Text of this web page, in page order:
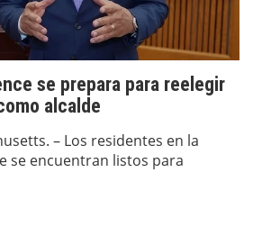
se prepara para reelegir
alcalde
– Los residentes en la
se encuentran listos para